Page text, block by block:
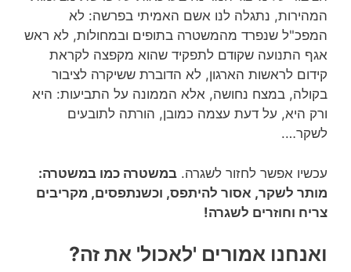
המהירות, נתגלה לנו אשם האמיתי בפרשה: לא
המפכ"ל שנפרד מהמשטרה בתופים ובמחולות, לא ראש
אגף התנועה שקודם לתפקיד שהוא מקפצה לקראת
קידום לראשות הארגון, לא הדוברת ששיקרה לציבור
בקולה, במצח נחושה, אלא הממונה על התביעות: היא
ורק היא, על דעת עצמה כמובן, הורתה לתובעים
לשקר….
עכשיו אפשר לחזור לשגרה. במשטרה כמו במשטרה:
מותר לשקר, אסור להיתפס, וכשנתפסים, מקריבים
צריח וחוזרים לשגרה!
ואנחנו אמורים 'לאכול' את זה?